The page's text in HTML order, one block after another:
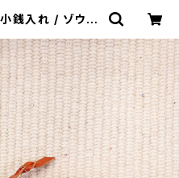
銭入れ / ゾウ |